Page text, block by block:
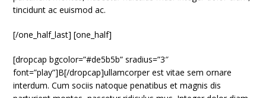
tincidunt ac euismod ac.
[/one_half_last] [one_half]
[dropcap bgcolor=”#de5b5b” sradius=”3″
font=”play”]B[/dropcap]ullamcorper est vitae sem ornare
interdum. Cum sociis natoque penatibus et magnis dis